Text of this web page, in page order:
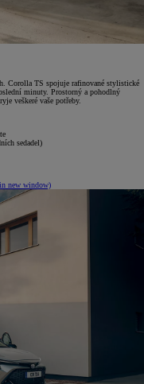
Corolla TS spojuje rafinované stylistické
minuty. Prostorný a pohodlný
veškeré vaše potřeby.
sedadel)
new window)